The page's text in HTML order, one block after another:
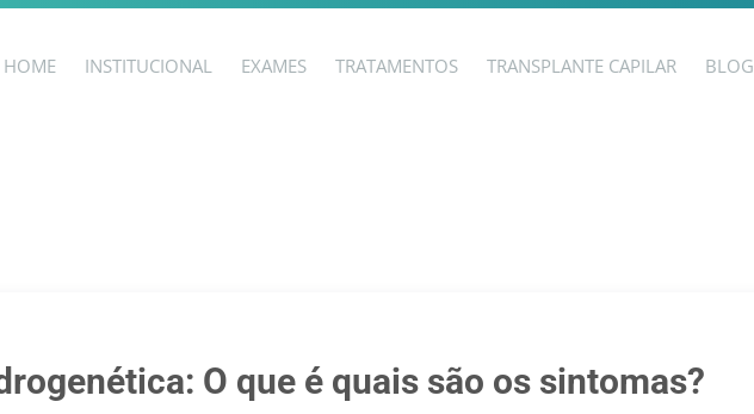
HOME INSTITUCIONAL EXAMES TRATAMENTOS TRANSPLANTE CAPILAR BLOG
O que é quais são os sintomas?